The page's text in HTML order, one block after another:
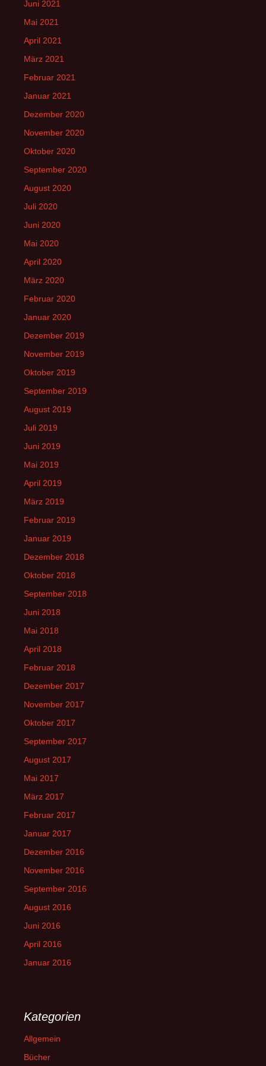
Juni 2021
Mai 2021
April 2021
März 2021
Februar 2021
Januar 2021
Dezember 2020
November 2020
Oktober 2020
September 2020
August 2020
Juli 2020
Juni 2020
Mai 2020
April 2020
März 2020
Februar 2020
Januar 2020
Dezember 2019
November 2019
Oktober 2019
September 2019
August 2019
Juli 2019
Juni 2019
Mai 2019
April 2019
März 2019
Februar 2019
Januar 2019
Dezember 2018
Oktober 2018
September 2018
Juni 2018
Mai 2018
April 2018
Februar 2018
Dezember 2017
November 2017
Oktober 2017
September 2017
August 2017
Mai 2017
März 2017
Februar 2017
Januar 2017
Dezember 2016
November 2016
September 2016
August 2016
Juni 2016
April 2016
Januar 2016
Kategorien
Allgemein
Bücher